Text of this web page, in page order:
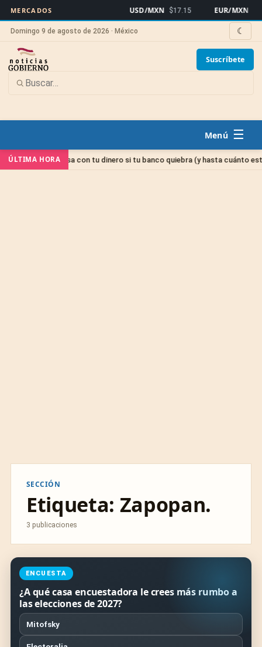
MERCADOS USD/MXN $17.15 EUR/MXN
Domingo 9 de agosto de 2026 · México ☾
Suscríbete
☰
ÚLTIMA HORA
IPAB: qué pasa con tu dinero si tu banco quiebra (y hasta cuánto está
SECCIÓN
Etiqueta: Zapopan.
3 publicaciones
ENCUESTA
¿A qué casa encuestadora le crees más rumbo a
las elecciones de 2027?
Mitofsky